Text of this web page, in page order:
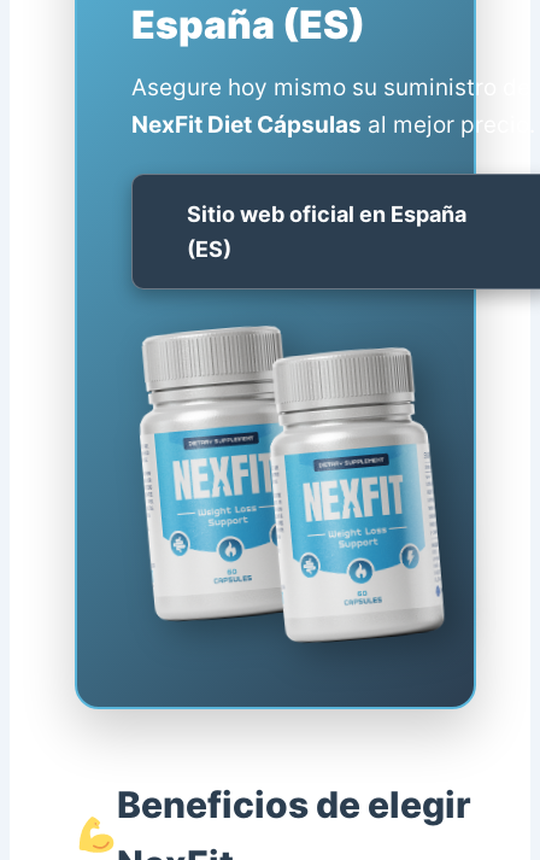
España (ES)
Asegure hoy mismo su suministro de
NexFit Diet Cápsulas al mejor precio.
Sitio web oficial en España
(ES)
Beneficios de elegir